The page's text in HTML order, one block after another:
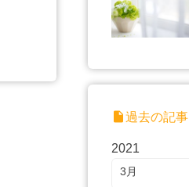
insert_drive_file過去の記事
2021
3月